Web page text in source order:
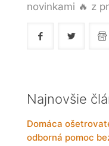
novinkami 🔥 z
Najnovšie
Domáca
odborná pomoc